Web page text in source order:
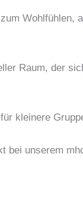
Wohlfühlen,
Raum, der
kleinere
bei unserem